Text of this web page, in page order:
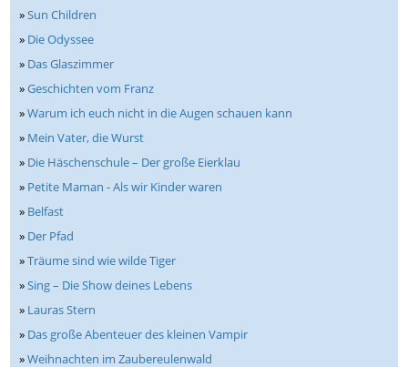
»Sun Children
» Die Odyssee
» Das Glaszimmer
»Geschichten vom Franz
»Warum ich euch nicht in die Augen schauen kann
» Mein Vater, die Wurst
» Die Häschenschule – Der große Eierklau
» Petite Maman - Als wir Kinder waren
» Belfast
» Der Pfad
»Träume sind wie wilde Tiger
»Sing – Die Show deines Lebens
» Lauras Stern
» Das große Abenteuer des kleinen Vampir
»Weihnachten im Zaubereulenwald